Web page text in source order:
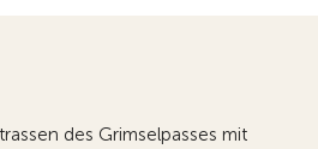
des Grimselpasses mit